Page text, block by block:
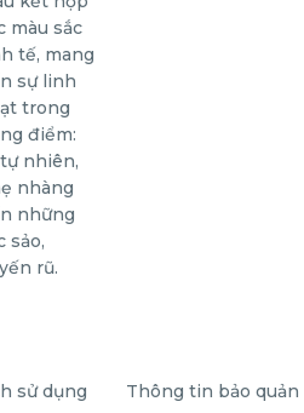
sử dụng Thông tin bảo quản